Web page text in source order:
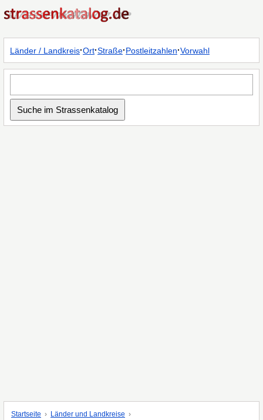
Länder / Landkreis·Ort·Straße·Postleitzahlen·Vorwahl
Startseite
Länder und Landkreise